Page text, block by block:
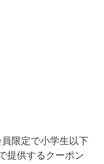
限定で小学生以下
提供するクーポン